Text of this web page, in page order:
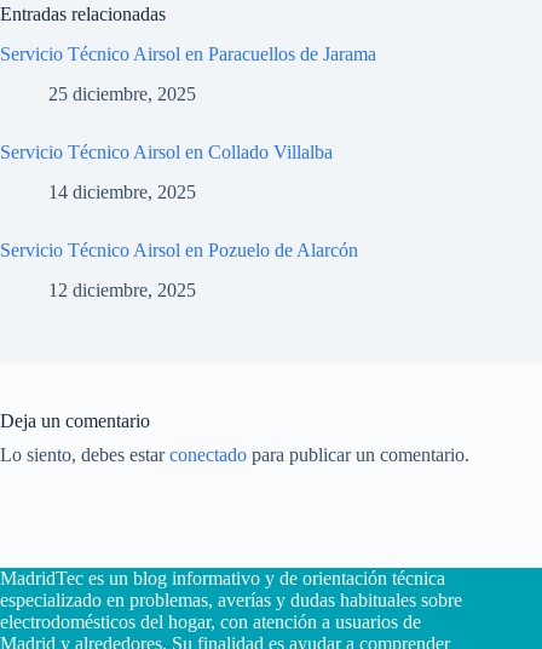
Entradas relacionadas
Servicio Técnico Airsol en Paracuellos de Jarama
25 diciembre, 2025
Servicio Técnico Airsol en Collado Villalba
14 diciembre, 2025
Servicio Técnico Airsol en Pozuelo de Alarcón
12 diciembre, 2025
Deja un comentario
Lo siento, debes estarconectado para publicar un comentario.
MadridTec es un blog informativo y de orientación técnica
especializado en problemas, averías y dudas habituales sobre
electrodomésticos del hogar, con atención a usuarios de
Madrid y alrededores. Su finalidad es ayudar a comprender